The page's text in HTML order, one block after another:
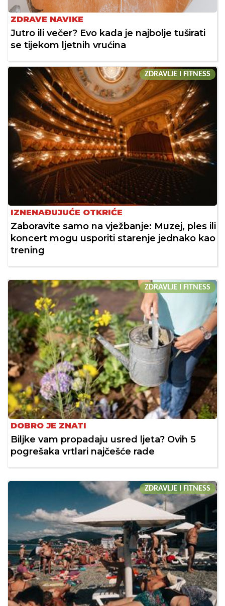
ZDRAVE NAVIKE
Jutro ili večer? Evo kada je najbolje tuširati
se tijekom ljetnih vrućina
ZDRAVLJE I FITNESS
IZNENAĐUJUĆE OTKRIĆE
Zaboravite samo na vježbanje: Muzej, ples ili
koncert mogu usporiti starenje jednako kao
trening
ZDRAVLJE I FITNESS
DOBRO JE ZNATI
Biljke vam propadaju usred ljeta? Ovih 5
pogrešaka vrtlari najčešće rade
ZDRAVLJE I FITNESS